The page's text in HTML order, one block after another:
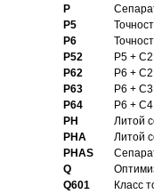
P
P5
P6
P52
P5 + C2
P62
P6 + C2
P63
P6 + C3
P64
P6 + C4
PH
Литой
PHA
Литой
PHAS
Q
Q601
Класс